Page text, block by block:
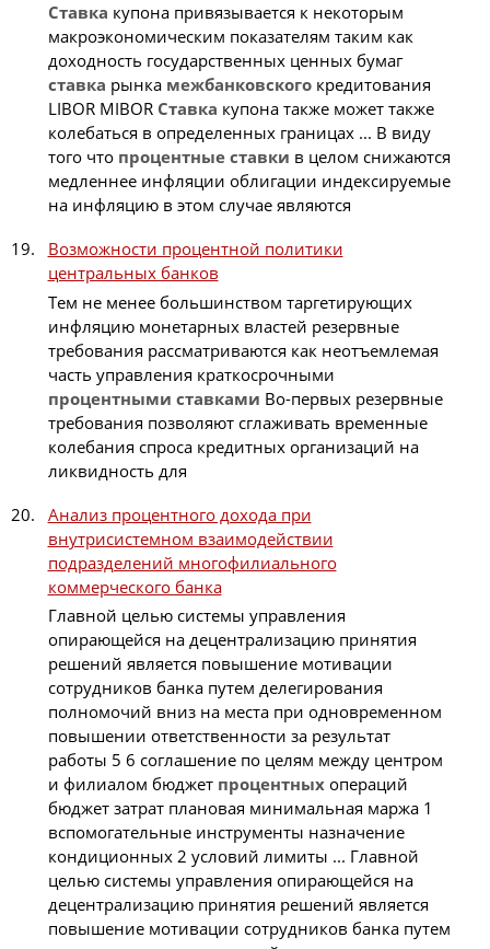
Ставка купона привязывается к некоторым
макроэкономическим показателям таким как
доходность государственных ценных бумаг
ставка рынка межбанковскогокредитования
LIBOR MIBOR Ставка купона также может также
колебаться в определенных границах ... В виду
того что процентные ставки в целом снижаются
медленнее инфляции облигации индексируемые
на инфляцию в этом случае являются
Возможности процентной политики
центральных банков
Тем не менее большинством таргетирующих
инфляцию монетарных властей резервные
требования рассматриваются как неотъемлемая
часть управления краткосрочными
процентными ставками Во-первых резервные
требования позволяют сглаживать временные
колебания спроса кредитных организаций на
ликвидность для
Анализ процентного дохода при
внутрисистемном взаимодействии
подразделений многофилиального
коммерческого банка
Главной целью системы управления
опирающейся на децентрализацию принятия
решений является повышение мотивации
сотрудников банка путем делегирования
полномочий вниз на места при одновременном
повышении ответственности за результат
работы 5 6 соглашение по целям между центром
и филиалом бюджет процентныхопераций
бюджет затрат плановая минимальная маржа 1
вспомогательные инструменты назначение
кондиционных 2 условий лимиты ... Главной
целью системы управления опирающейся на
децентрализацию принятия решений является
повышение мотивации сотрудников банка путем